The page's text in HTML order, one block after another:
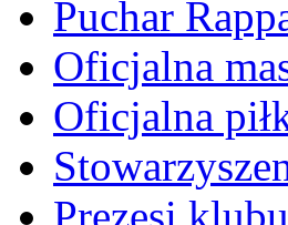
Puchar
Oficjalna
Oficjalna
Prezesi klubu